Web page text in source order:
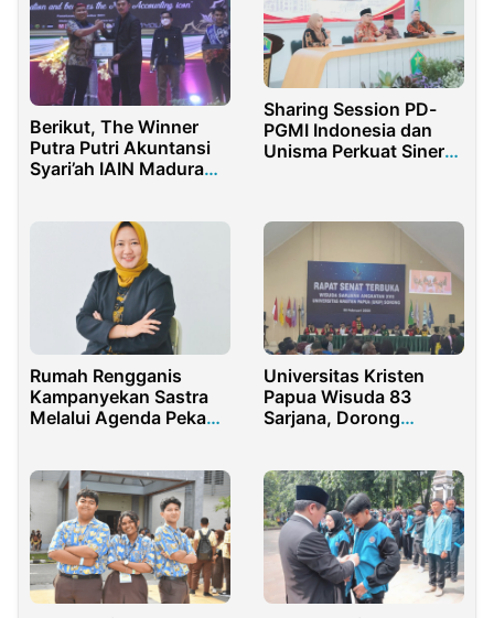
Berikut, The Winner
Putra Putri Akuntansi
Syari’ah IAIN Madura
Sharing Session PD-
PGMI Indonesia dan
Unisma Perkuat Sinergi
Rumah Rengganis
Kampanyekan Sastra
Melalui Agenda Pekan
Universitas Kristen
Papua Wisuda 83
Sarjana, Dorong